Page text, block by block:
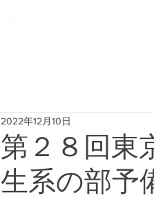
第２８回東
生系の部予
2022年12月10日